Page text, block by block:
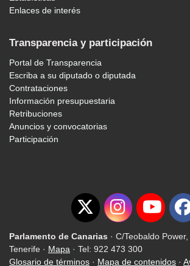
Enlaces de interés
Transparencia y participación
Portal de Transparencia
Escriba a su diputado o diputada
Contrataciones
Información presupuestaria
Retribuciones
Anuncios y convocatorias
Participación
Parlamento de Canarias · C/Teobaldo
Tenerife · Mapa · Tel: 922 473 300
Glosario de términos · Mapa de contenidos ·